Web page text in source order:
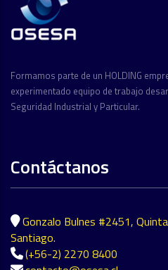
Formamos parte de un HOLDING
experimentado equipo de trabajo
Seguridad Industrial y Particular.
Contáctanos
Gonzalo Bulnes #2451,
Santiago.
(+56-2) 2270 8400